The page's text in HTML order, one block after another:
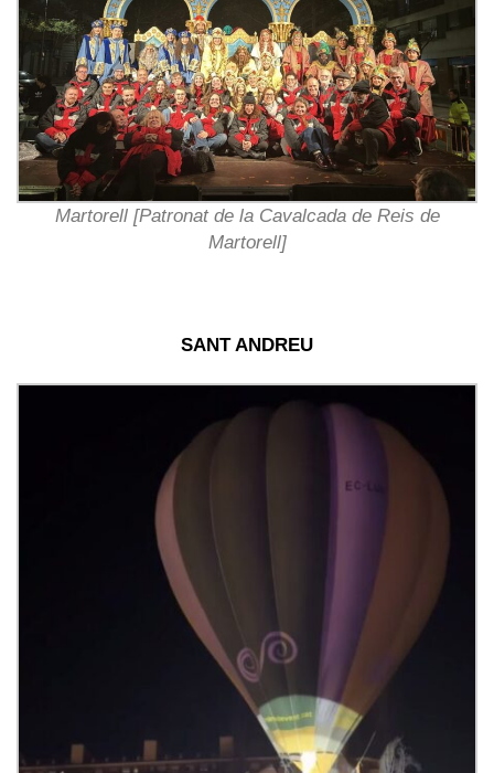
Martorell [Patronat de la Cavalcada de Reis de
Martorell]
SANT ANDREU